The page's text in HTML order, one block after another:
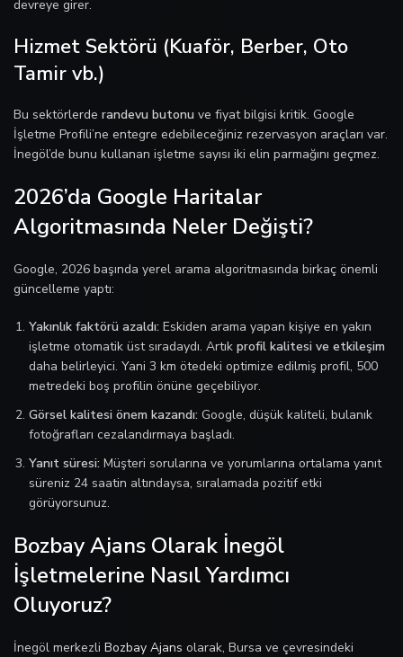
devreye girer.
Hizmet Sektörü (Kuaför, Berber, Oto
Tamir vb.)
Bu sektörlerde randevu butonu ve fiyat bilgisi kritik. Google
İşletme Profili’ne entegre edebileceğiniz rezervasyon araçları var.
İnegöl’de bunu kullanan işletme sayısı iki elin parmağını geçmez.
2026’da Google Haritalar
Algoritmasında Neler Değişti?
Google, 2026 başında yerel arama algoritmasında birkaç önemli
güncelleme yaptı:
Yakınlık faktörü azaldı: Eskiden arama yapan kişiye en yakın
işletme otomatik üst sıradaydı. Artık profil kalitesi ve etkileşim
daha belirleyici. Yani 3 km ötedeki optimize edilmiş profil, 500
metredeki boş profilin önüne geçebiliyor.
Görsel kalitesi önem kazandı: Google, düşük kaliteli, bulanık
fotoğrafları cezalandırmaya başladı.
Yanıt süresi: Müşteri sorularına ve yorumlarına ortalama yanıt
süreniz 24 saatin altındaysa, sıralamada pozitif etki
görüyorsunuz.
Bozbay Ajans Olarak İnegöl
İşletmelerine Nasıl Yardımcı
Oluyoruz?
İnegöl merkezli Bozbay Ajans olarak, Bursa ve çevresindeki